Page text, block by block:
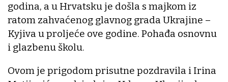
godina, a u Hrvatsku je došla s majkom iz
ratom zahvaćenog glavnog grada Ukrajine –
Kyjiva u proljeće ove godine. Pohađa osnovnu
i glazbenu školu.
Ovom je prigodom prisutne pozdravila i Irina